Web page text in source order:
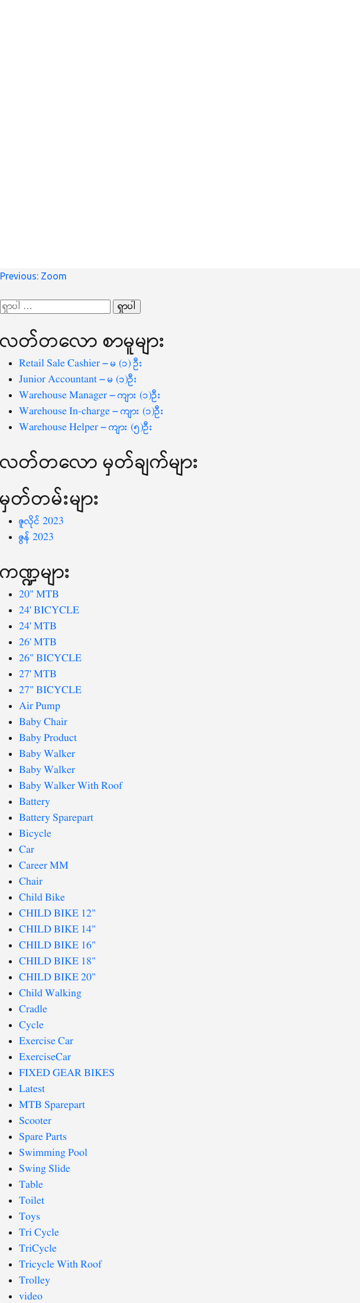
စာမူ
လမ်းကြောင်း
Previous: Zoom
ရှာ
စကားလုံး
လတ်တ‌လော စာမူများ
Retail Sale Cashier – မ (၁) ဦး
Junior Accountant – မ (၁)ဦး
Warehouse Manager – ကျား (၁)ဦး
Warehouse In-charge – ကျား (၁)ဦး
Warehouse Helper – ကျား (၅)ဦး
လတ်တ‌လော မှတ်ချက်များ
မှတ်တမ်းများ
ဇူလိုင် 2023
ဇွန် 2023
ကဏ္ဍများ
20" MTB
24' BICYCLE
24' MTB
26' MTB
26" BICYCLE
27' MTB
27" BICYCLE
Air Pump
Baby Chair
Baby Product
Baby Walker
Baby Walker
Baby Walker With Roof
Battery
Battery Sparepart
Bicycle
Car
Career MM
Chair
Child Bike
CHILD BIKE 12"
CHILD BIKE 14"
CHILD BIKE 16"
CHILD BIKE 18"
CHILD BIKE 20"
Child Walking
Cradle
Cycle
Exercise Car
ExerciseCar
FIXED GEAR BIKES
Latest
MTB Sparepart
Scooter
Spare Parts
Swimming Pool
Swing Slide
Table
Toilet
Toys
Tri Cycle
TriCycle
Tricycle With Roof
Trolley
video